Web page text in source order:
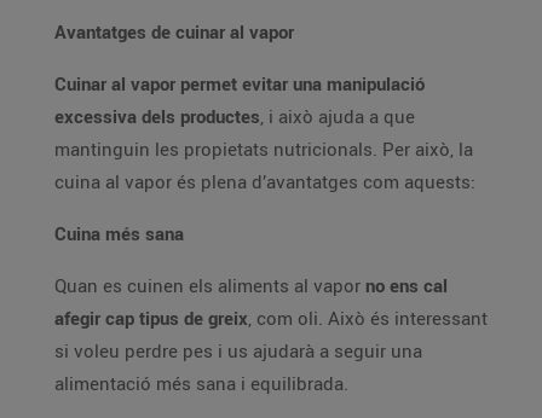
Avantatges de cuinar al vapor
Cuinar al vapor permet evitar una manipulació
excessiva dels productes, i això ajuda a que
mantinguin les propietats nutricionals. Per això, la
cuina al vapor és plena d’avantatges com aquests:
Cuina més sana
Quan es cuinen els aliments al vapor no ens cal
afegir cap tipus de greix, com oli. Això és interessant
si voleu perdre pes i us ajudarà a seguir una
alimentació més sana i equilibrada.